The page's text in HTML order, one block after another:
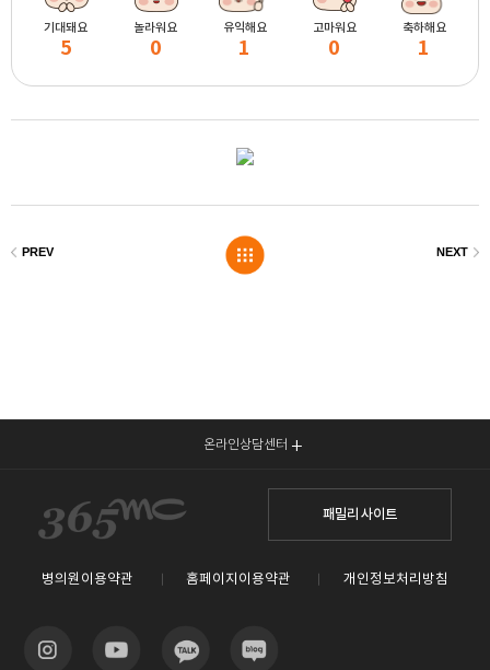
기대돼요
5
놀라워요
0
유익해요
1
고마워요
0
축하해요
1
온라인상담센터
패밀리 사이트
병의원이용약관 홈페이지이용약관 개인정보처리방침